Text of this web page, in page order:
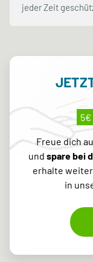
jeder Zeit
5€
Freue dich
und spare bei
erhalte
in